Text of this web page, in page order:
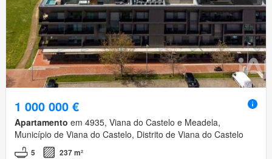
1 000 000 €
Apartamento em 4935, Viana do Castelo e Meadela,
Município de Viana do Castelo, Distrito de Viana do Castelo
5 237 m²